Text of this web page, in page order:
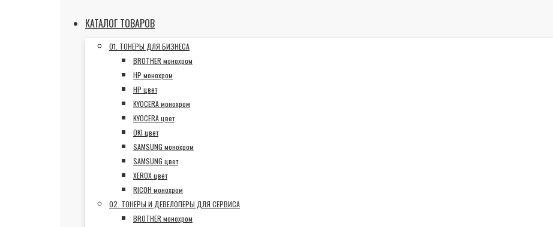
КАТАЛОГ ТОВАРОВ
01. ТОНЕРЫ ДЛЯ БИЗНЕСА
BROTHER монохром
HP монохром
HP цвет
KYOCERA монохром
KYOCERA цвет
OKI цвет
SAMSUNG монохром
SAMSUNG цвет
XEROX цвет
RICOH монохром
02. ТОНЕРЫ И ДЕВЕЛОПЕРЫ ДЛЯ СЕРВИСА
BROTHER монохром